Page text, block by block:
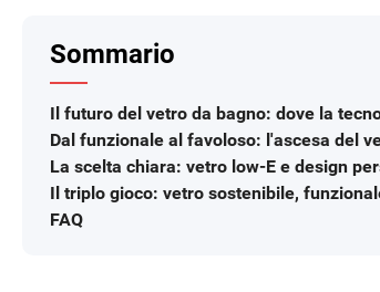
Sommario
Il futuro del vetro da bagno: dove la
Dal funzionale al favoloso: l'ascesa del
La scelta chiara: vetro low-E e design
Il triplo gioco: vetro sostenibile,
FAQ